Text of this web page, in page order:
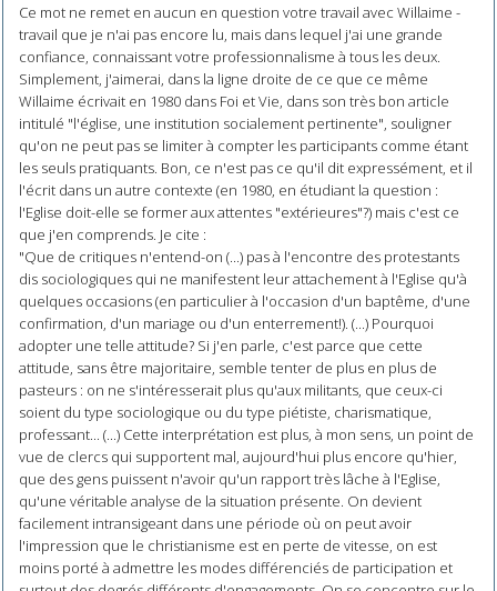
Ce mot ne remet en aucun en question votre travail avec Willaime -
travail que je n'ai pas encore lu, mais dans lequel j'ai une grande
confiance, connaissant votre professionnalisme à tous les deux.
Simplement, j'aimerai, dans la ligne droite de ce que ce même
Willaime écrivait en 1980 dans Foi et Vie, dans son très bon article
intitulé "l'église, une institution socialement pertinente", souligner
qu'on ne peut pas se limiter à compter les participants comme étant
les seuls pratiquants. Bon, ce n'est pas ce qu'il dit expressément, et il
l'écrit dans un autre contexte (en 1980, en étudiant la question :
l'Eglise doit-elle se former aux attentes "extérieures"?) mais c'est ce
que j'en comprends. Je cite :
"Que de critiques n'entend-on (...) pas à l'encontre des protestants
dis sociologiques qui ne manifestent leur attachement à l'Eglise qu'à
quelques occasions (en particulier à l'occasion d'un baptême, d'une
confirmation, d'un mariage ou d'un enterrement!). (...) Pourquoi
adopter une telle attitude? Si j'en parle, c'est parce que cette
attitude, sans être majoritaire, semble tenter de plus en plus de
pasteurs : on ne s'intéresserait plus qu'aux militants, que ceux-ci
soient du type sociologique ou du type piétiste, charismatique,
professant... (...) Cette interprétation est plus, à mon sens, un point de
vue de clercs qui supportent mal, aujourd'hui plus encore qu'hier,
que des gens puissent n'avoir qu'un rapport très lâche à l'Eglise,
qu'une véritable analyse de la situation présente. On devient
facilement intransigeant dans une période où on peut avoir
l'impression que le christianisme est en perte de vitesse, on est
moins porté à admettre les modes différenciés de participation et